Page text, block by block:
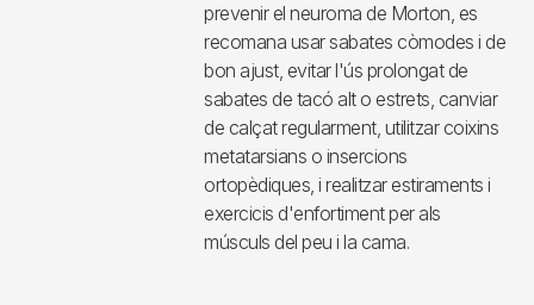
prevenir el neuroma de Morton, es
recomana usar sabates còmodes i de
bon ajust, evitar l'ús prolongat de
sabates de tacó alt o estrets, canviar
de calçat regularment, utilitzar coixins
metatarsians o insercions
ortopèdiques, i realitzar estiraments i
exercicis d'enfortiment per als
músculs del peu i la cama.